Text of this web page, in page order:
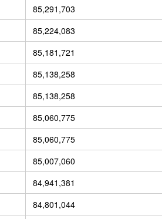
85,291,703
85,224,083
85,181,721
85,138,258
85,138,258
85,060,775
85,060,775
85,007,060
84,941,381
84,801,044